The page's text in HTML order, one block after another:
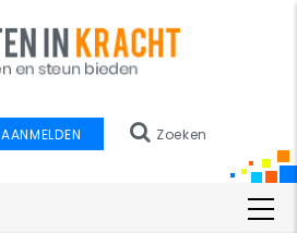
AANMELDEN Zoeken